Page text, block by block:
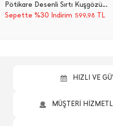
Pötikare Desenli Sırtı Kuşgözü Detaylı Bluz
Sepette %30 İndirim 599,98 TL
HIZLI VE
MÜŞTERİ